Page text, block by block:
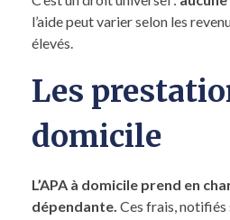
l’aide peut varier selon les
élevés.
Les
domicile
L’APA à domicile prend en
dépendante. Ces frais, notifiés